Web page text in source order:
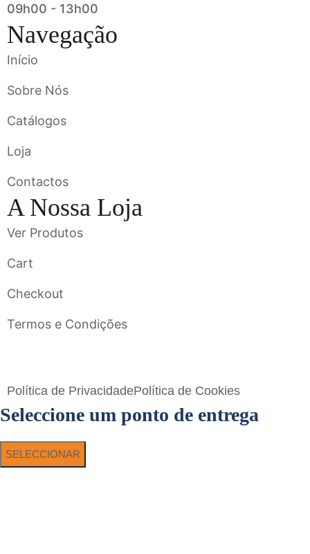
09h00 - 13h00
Navegação
Início
Sobre Nós
Catálogos
Loja
Contactos
A Nossa Loja
Ver Produtos
Cart
Checkout
Termos e Condições
Política de PrivacidadePolítica de Cookies
Seleccione um ponto de entrega
SELECCIONAR